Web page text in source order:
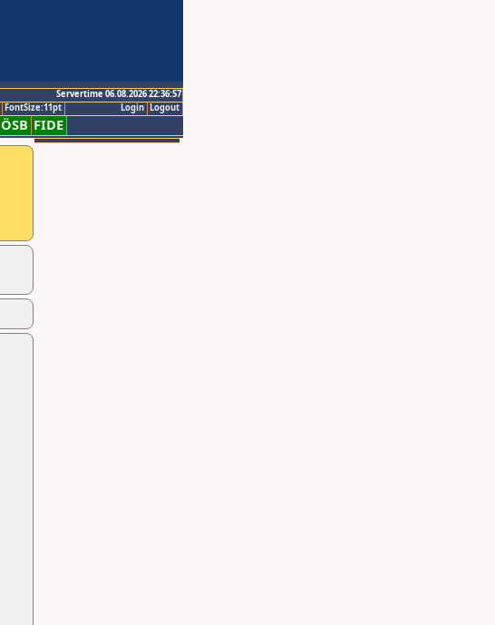
Servertime 06.08.2026 22:36:57
Logout
Login
FontSize:11pt
ÖSB FIDE